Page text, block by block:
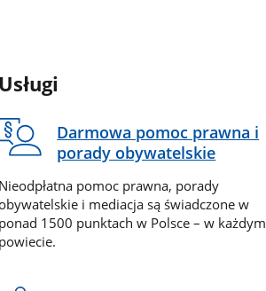
Usługi
Darmowa pomoc prawna i
porady obywatelskie
Nieodpłatna pomoc prawna, porady
i mediacja są świadczone w
ponad 1500 punktach w Polsce – w każdym
powiecie.